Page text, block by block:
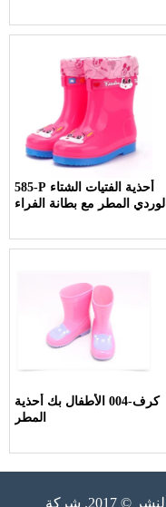
585-P أحذية الفتيات الشتاء
الوردي المطر مع بطانة الفراء
كرف-004 الأطفال بك أحذية
المطر
حقوق النشر © 2017. شركة HARBIN ANA SAFETY